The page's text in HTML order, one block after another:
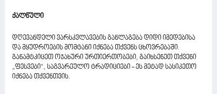
ქალწული
დღევანდელი ვარსკვლავების განლაგება დიდი იმედებისა
და მყუდროების მომტანი იქნება თქვენს ცხოვრებაში.
განამტკიცეთ ოჯახური ურთიერთობები, გაიხსენეთ თქვენი
„ფესვები“, საგვარეულო ტრადიციები - ეს მეტად სასიკეთო
იქნება თქვენთვის.